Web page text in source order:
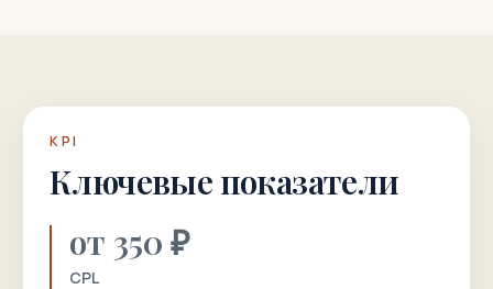
KPI
Ключевые показатели
от 350 ₽
CPL